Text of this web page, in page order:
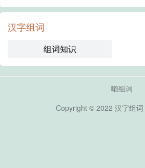
汉字组词
组词知识
囃组词
Copyright © 2022 汉字组词